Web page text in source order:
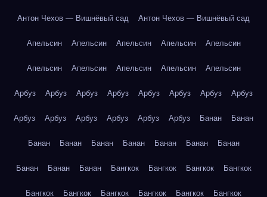
Антон Чехов — Вишнёвый сад Антон Чехов — Вишнёвый сад
Апельсин Апельсин Апельсин Апельсин Апельсин
Апельсин Апельсин Апельсин Апельсин Апельсин
Арбуз Арбуз Арбуз Арбуз Арбуз Арбуз Арбуз Арбуз
Арбуз Арбуз Арбуз Арбуз Арбуз Арбуз Банан Банан
Банан Банан Банан Банан Банан Банан Банан
Банан Банан Банан Бангкок Бангкок Бангкок Бангкок
Бангкок Бангкок Бангкок Бангкок Бангкок Бангкок